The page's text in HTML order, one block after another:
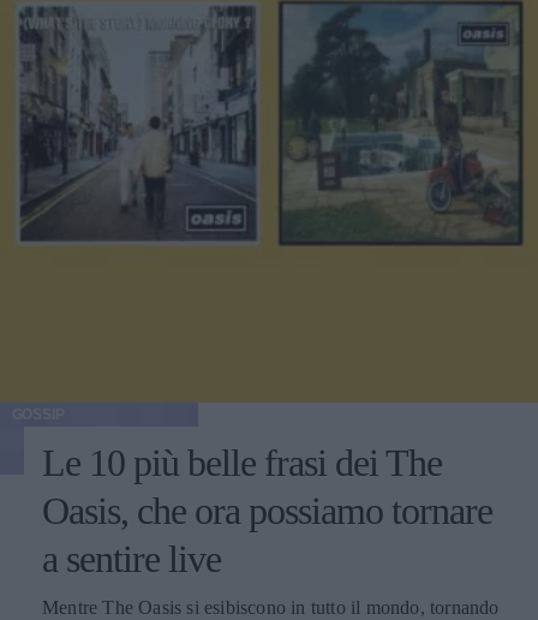
Le 10 più belle frasi dei The
Oasis, che ora possiamo tornare
a sentire live
Mentre The Oasis si esibiscono in tutto il mondo, tornando